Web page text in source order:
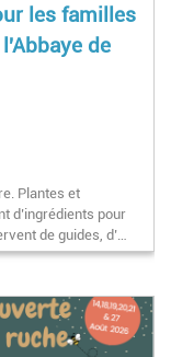
les familles
de
Plantes et
d’ingrédients pour
de guides, d’…